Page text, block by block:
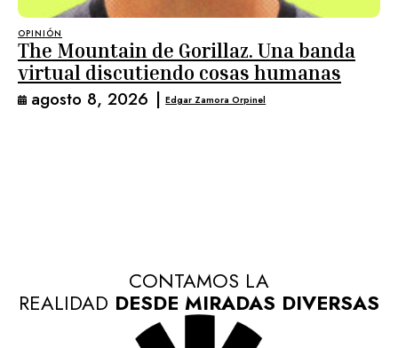
OPINIÓN
The Mountain de Gorillaz. Una banda
virtual discutiendo cosas humanas
agosto 8, 2026 | Edgar Zamora Orpinel
CONTAMOS LA
REALIDAD DESDE MIRADAS DIVERSAS